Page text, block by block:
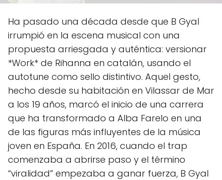
Ha pasado una década desde que B Gyal
irrumpió en la escena musical con una
propuesta arriesgada y auténtica: versionar
*Work* de Rihanna en catalán, usando el
autotune como sello distintivo. Aquel gesto,
hecho desde su habitación en Vilassar de Mar
a los 19 años, marcó el inicio de una carrera
que ha transformado a Alba Farelo en una
de las figuras más influyentes de la música
joven en España. En 2016, cuando el trap
comenzaba a abrirse paso y el término
“viralidad” empezaba a ganar fuerza, B Gyal